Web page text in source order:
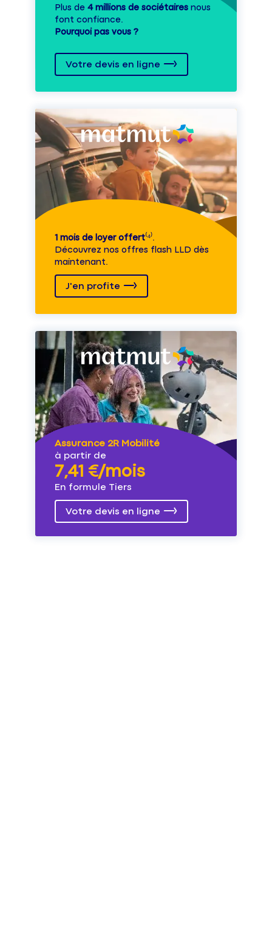
Plus de 4 millions de sociétaires nous
font confiance.
Pourquoi pas vous ?
Votre devis en ligne
1 mois de loyer offert⁽⁴⁾.
Découvrez nos offres flash LLD dès
maintenant.
J'en profite
Assurance 2R Mobilité
à partir de
7,41 €/mois
En formule Tiers
Votre devis en ligne